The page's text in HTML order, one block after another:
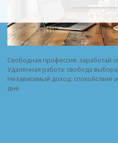
Свободная профессия: заработай
Удалённая работа: свобода
Независимый доход: спокойствие
дне